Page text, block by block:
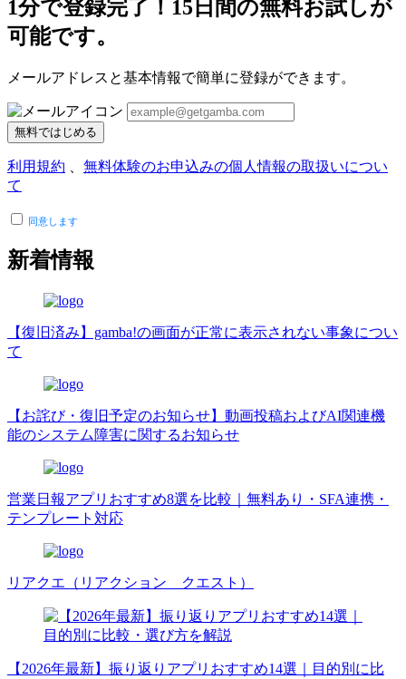
1分で登録完了！15日間の無料お試しが
可能です。
メールアドレスと基本情報で簡単に登録ができます。
無料ではじめる
利用規約
無料体験のお申込みの個人情報の取扱いについ
て
同意します
新着情報
【復旧済み】gamba!の画面が正常に表示されない事象につい
て
【お詫び・復旧予定のお知らせ】動画投稿およびAI関連機
能のシステム障害に関するお知らせ
営業日報アプリおすすめ8選を比較｜無料あり・SFA連携・
テンプレート対応
リアクエ（リアクション クエスト）
【2026年最新】振り返りアプリおすすめ14選｜目的別に比